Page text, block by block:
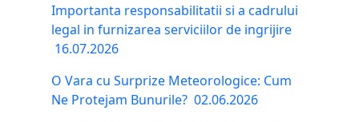
Importanta responsabilitatii si a cadrului
legal in furnizarea serviciilor de ingrijire
16.07.2026
O Vara cu Surprize Meteorologice: Cum
Ne Protejam Bunurile? 02.06.2026